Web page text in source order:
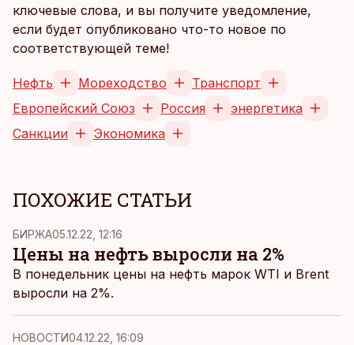
ключевые слова, и вы получите уведомление,
если будет опубликовано что-то новое по
соответствующей теме!
Нефть Мореходство
Транспорт
Европейский Союз
Россия
энергетика
Санкции
Экономика
ПОХОЖИЕ СТАТЬИ
БИРЖА05.12.22, 12:16
Цены на нефть выросли на 2%
В понедельник цены на нефть марок WTI и Brent
выросли на 2%.
НОВОСТИ04.12.22, 16:09